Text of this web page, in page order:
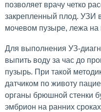
позволяет врачу четко
закрепленный плод. УЗИ
мочевом пузыре, лежа на
Для выполнения УЗ-
выпить воду за час до
пузырь. При такой
датчиком по животу
органы брюшной стенки
эмбрион на ранних